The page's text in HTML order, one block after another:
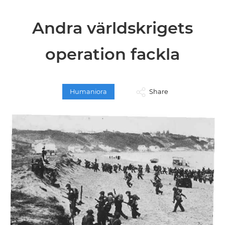
Andra världskrigets
operation fackla
Humaniora Share